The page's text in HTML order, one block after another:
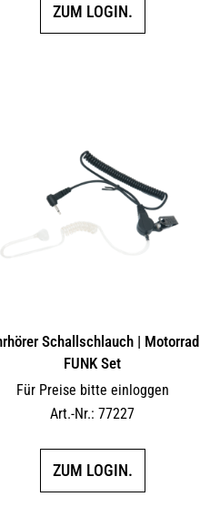
ZUM LOGIN.
Schallschlauch | Motorrad
FUNK Set
Für Preise bitte einloggen
Art.-Nr.: 77227
ZUM LOGIN.